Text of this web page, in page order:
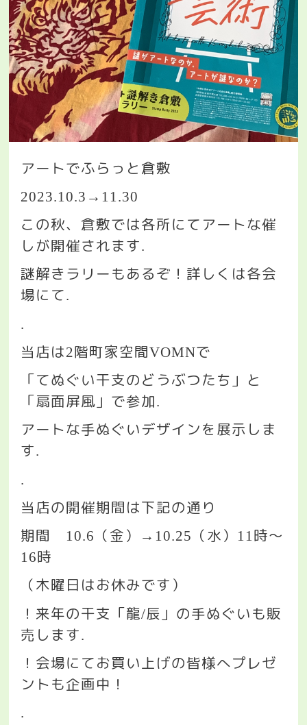
アートでふらっと倉敷
2023.10.3→11.30
この秋、倉敷では各所にてアートな催
しが開催されます.
謎解きラリーもあるぞ！詳しくは各会
場にて.
.
当店は2階町家空間VOMNで
「てぬぐい干支のどうぶつたち」と
「扇面屏風」で参加.
アートな手ぬぐいデザインを展示しま
す.
.
当店の開催期間は下記の通り
期間
10.6 （金） →10.25 （水） 11 時〜
16時
（木曜日はお休みです）
！来年の干支「龍/辰」の手ぬぐいも販
売します.
！会場にてお買い上げの皆様へプレゼ
ントも企画中！
.